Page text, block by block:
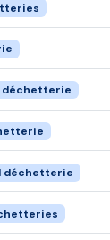
déchetterie
déchetterie